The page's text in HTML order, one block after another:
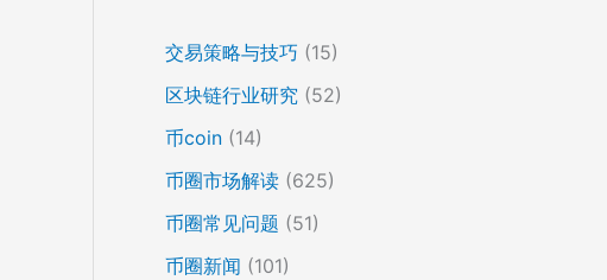
交易策略与技巧 (15)
区块链行业研究 (52)
币coin (14)
币圈市场解读 (625)
币圈常见问题 (51)
币圈新闻 (101)